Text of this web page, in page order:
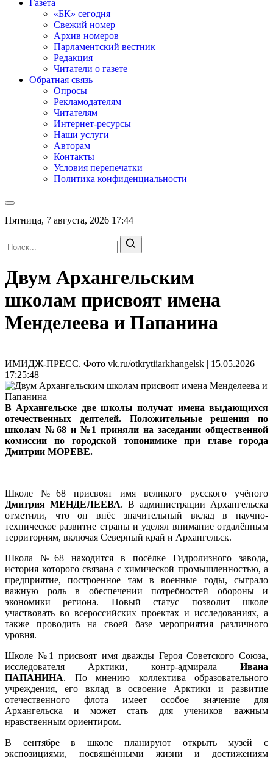
Газета
«БК» сегодня
Свежий номер
Архив номеров
Парламентский вестник
Редакция
Читатели о газете
Обратная связь
Опросы
Рекламодателям
Читателям
Интернет-ресурсы
Наши услуги
Авторам
Контакты
Условия перепечатки
Политика конфиденциальности
Пятница, 7 августа, 2026 17:44
Двум Архангельским
школам присвоят имена
Менделеева и Папанина
ИМИДЖ-ПРЕСС. Фото vk.ru/otkrytiiarkhangelsk | 15.05.2026
17:25:48
В Архангельске две школы получат имена выдающихся
отечественных деятелей. Положительные решения по
школам №68 и №1 приняли на заседании общественной
комиссии по городской топонимике при главе города
Дмитрии МОРЕВЕ.
Школе №68 присвоят имя великого русского учёного
Дмитрия МЕНДЕЛЕЕВА. В администрации Архангельска
отметили, что он внёс значительный вклад в научно-
техническое развитие страны и уделял внимание отдалённым
территориям, включая Северный край и Архангельск.
Школа №68 находится в посёлке Гидролизного завода,
история которого связана с химической промышленностью, а
предприятие, построенное там в военные годы, сыграло
важную роль в обеспечении потребностей обороны и
экономики региона. Новый статус позволит школе
участвовать во всероссийских проектах и исследованиях, а
также проводить на своей базе мероприятия различного
уровня.
Школе №1 присвоят имя дважды Героя Советского Союза,
исследователя Арктики, контр-адмирала Ивана
ПАПАНИНА. По мнению коллектива образовательного
учреждения, его вклад в освоение Арктики и развитие
отечественного флота имеет особое значение для
Архангельска и может стать для учеников важным
нравственным ориентиром.
В сентябре в школе планируют открыть музей с
экспозициями, посвящёнными жизни и достижениям